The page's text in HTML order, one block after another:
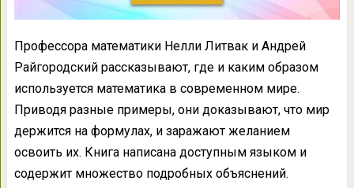
Профессора математики Нелли Литвак и Андрей
Райгородский рассказывают, где и каким образом
используется математика в современном мире.
Приводя разные примеры, они доказывают, что мир
держится на формулах, и заражают желанием
освоить их. Книга написана доступным языком и
содержит множество подробных объяснений.